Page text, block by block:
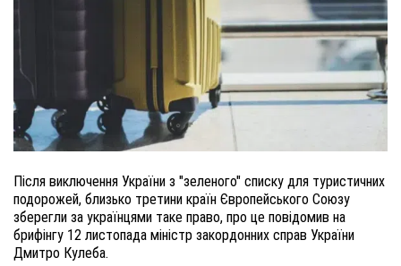
Після виключення України з "зеленого" списку для туристичних
подорожей, близько третини країн Європейського Союзу
зберегли за українцями таке право, про це повідомив на
брифінгу 12 листопада міністр закордонних справ України
Дмитро Кулеба.